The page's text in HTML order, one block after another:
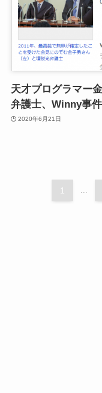
天才プログラマー
弁護士、Winny事
2020年6月21日
1 ...